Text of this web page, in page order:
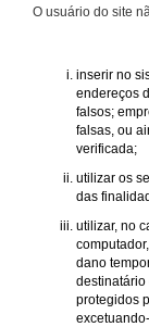
O usuário do site
inserir no
endereços
falsos;
falsas, ou
verificada;
utilizar os
das
utilizar, no
dano
destinatário
protegidos